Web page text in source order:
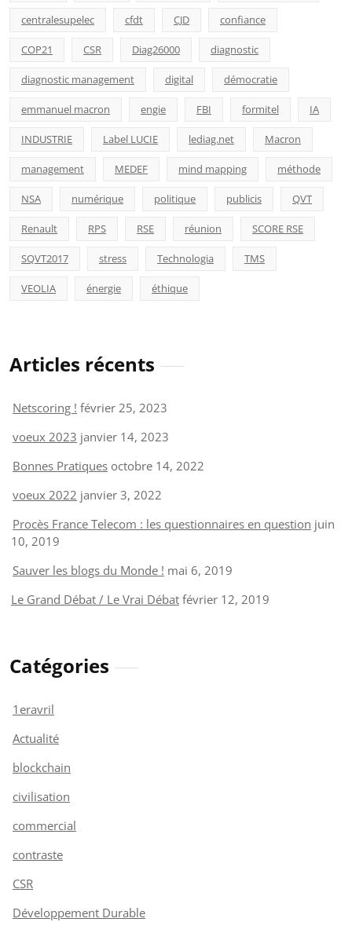
centralesupelec cfdt CJD confiance
COP21 CSR Diag26000 diagnostic
diagnostic management digital démocratie
emmanuel macron engie FBI formitel IA
INDUSTRIE Label LUCIE lediag.net Macron
management MEDEF mind mapping méthode
NSA numérique politique publicis QVT
Renault RPS RSE réunion SCORE RSE
SQVT2017 stress Technologia TMS
VEOLIA énergie éthique
Articles récents
Netscoring ! février 25, 2023
voeux 2023 janvier 14, 2023
Bonnes Pratiques octobre 14, 2022
voeux 2022 janvier 3, 2022
Procès France Telecom : les questionnaires en question juin
10, 2019
Sauver les blogs du Monde ! mai 6, 2019
Le Grand Débat / Le Vrai Débat février 12, 2019
Catégories
1eravril
Actualité
blockchain
civilisation
commercial
contraste
CSR
Développement Durable